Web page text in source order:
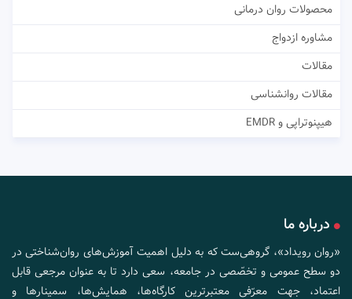
محصولات روان درمانی
مشاوره ازدواج
مقالات
مقالات روانشناسی
هیپنوتراپی و EMDR
درباره ما
«روان رویداد»، گروهی‌ست که به دلیل اهمیت آموزش‌های روان‌شناختی در
دو سطح عمومی و تخصّصی در جامعه، سعی دارد تا به عنوان مرجعی قابل
اعتماد، جهت معرّفی معتبرترین کارگاه‌ها، همایش‌ها، سمینارها و